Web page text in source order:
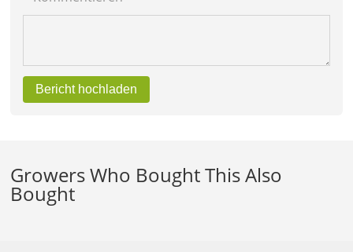
Bericht hochladen
Growers Who Bought This Also
Bought